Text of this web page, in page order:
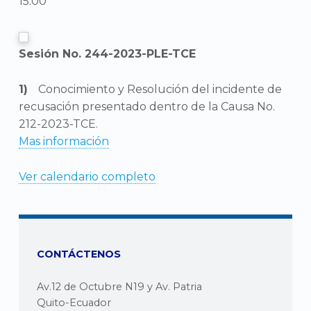
Sesión No. 244-2023-PLE-TCE
Conocimiento y Resolución del incidente de
recusación presentado dentro de la Causa No.
212-2023-TCE.
Mas información
Ver calendario completo
CONTÁCTENOS
Av.12 de Octubre N19 y Av. Patria
Quito-Ecuador